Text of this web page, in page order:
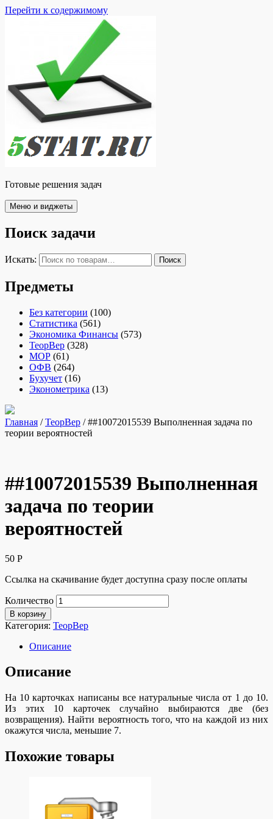
Перейти к содержимому
Готовые решения задач
Меню и виджеты
Поиск задачи
Искать: Поиск
Предметы
Без категории (100)
Статистика (561)
Экономика Финансы (573)
ТеорВер (328)
МОР (61)
ОФВ (264)
Бухучет (16)
Эконометрика (13)
Главная /ТеорВер / ##10072015539 Выполненная задача по
теории вероятностей
##10072015539 Выполненная
задача по теории
вероятностей
50 Р
Ссылка на скачивание будет доступна сразу после оплаты
Количество
В корзину
Категория: ТеорВер
Описание
Описание
На 10 карточках написаны все натуральные числа от 1 до 10.
Из этих 10 карточек случайно выбираются две (без
возвращения). Найти вероятность того, что на каждой из них
окажутся числа, меньшие 7.
Похожие товары